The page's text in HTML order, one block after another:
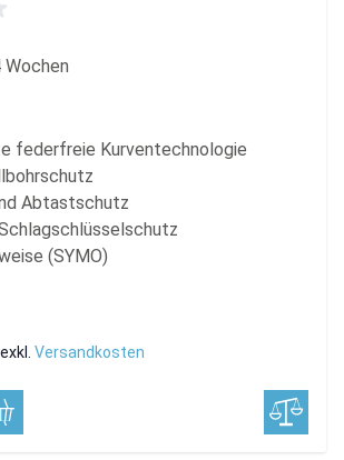
federfreie Kurventechnologie
Abtastschutz
(SYMO)
exkl. Versandkosten